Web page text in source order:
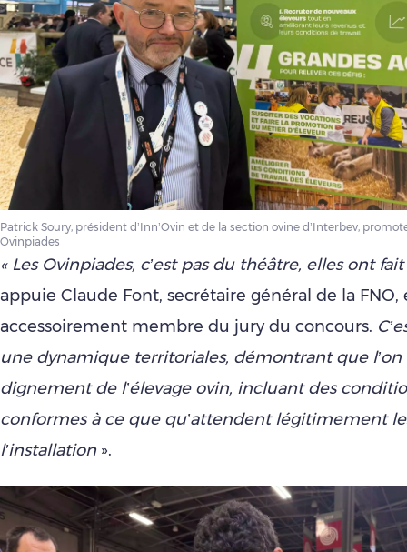
Patrick Soury, président d’Inn’Ovin et de la section ovine d’Interbev,
Ovinpiades
« Les Ovinpiades, c’est pas du théâtre, elles ont
appuie Claude Font, secrétaire général de la FNO,
accessoirement membre du jury du concours.
une dynamique territoriales, démontrant que l’on
dignement de l’élevage ovin, incluant des
conformes à ce que qu’attendent légitimement
l’installation ».